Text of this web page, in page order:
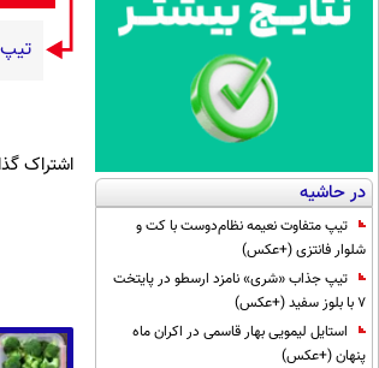
در حاشیه
تیپ متفاوت نعیمه نظام‌دوست با کت و
شلوار فانتزی (+عکس)
تیپ جذاب «شری» نامزد ارسطو در پایتخت
7 با بلوز سفید (+عکس)
استایل لیمویی بهار قاسمی در اکران ماه
پنهان (+عکس)
تیپ
اشتراک